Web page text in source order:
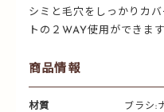
シミと毛穴をしっかりカ
トの２WAY使用ができます
商品情報
材質 ブラシ: